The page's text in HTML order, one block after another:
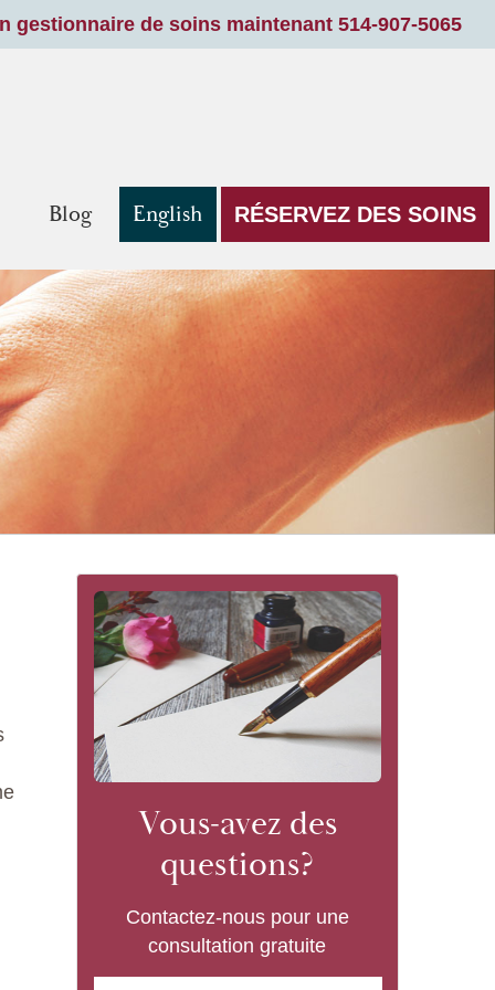
gestionnaire de soins maintenant 514-907-5065
Blog English RÉSERVEZ DES SOINS
Vous-avez des
questions?
Contactez-nous pour une
consultation gratuite